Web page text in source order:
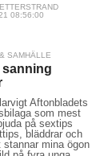
08:56:00
SAMHÄLLE
sanning
Aftonbladets
som mest
på sextips
bläddrar och
stannar mina ögon